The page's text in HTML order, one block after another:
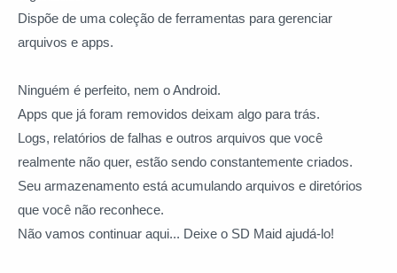
Dispõe de uma coleção de ferramentas para gerenciar
arquivos e apps.
Ninguém é perfeito, nem o Android.
Apps que já foram removidos deixam algo para trás.
Logs, relatórios de falhas e outros arquivos que você
realmente não quer, estão sendo constantemente criados.
Seu armazenamento está acumulando arquivos e diretórios
que você não reconhece.
Não vamos continuar aqui... Deixe o SD Maid ajudá-lo!